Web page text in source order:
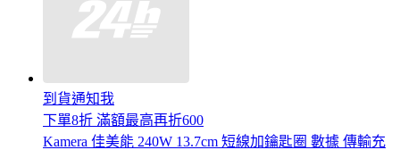
到貨通知我
下單8折 滿額最高再折600
Kamera 佳美能 240W 13.7cm 短線加鑰匙圈 數據 傳輸充